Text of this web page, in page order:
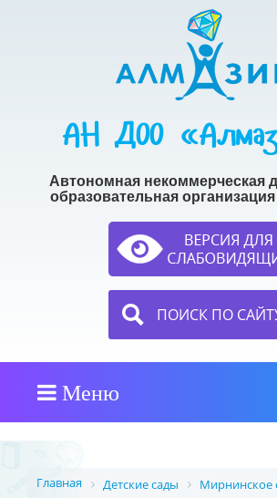
АН ДОО
Автономная некоммерческая
образовательная
ПОИСК ПО
Меню
Главная Детские сады
Мирнинское